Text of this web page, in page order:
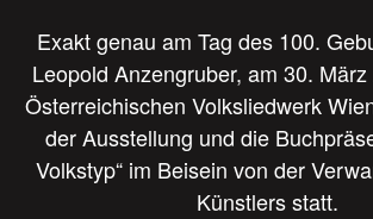
Exakt genau am Tag des 100.
Leopold Anzengruber, am 30.
Österreichischen Volksliedwerk
der Ausstellung und die
Volkstyp“ im Beisein von der
Künstlers statt.